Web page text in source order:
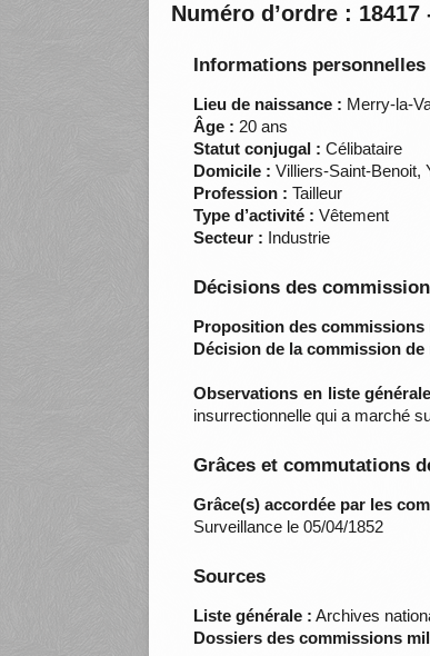
Numéro d’ordre :
Informations personnelles
Lieu de naissance : Merry-la-
Âge : 20 ans
Statut conjugal : Célibataire
Domicile : Villiers-Saint-Benoit,
Profession : Tailleur
Type d’activité : Vêtement
Secteur : Industrie
Décisions des
Proposition des commissions
Décision de la commission
Observations en liste
insurrectionnelle qui a marché
Grâces et commutations
Grâce(s) accordée par les
Surveillance le 05/04/1852
Sources
Liste générale : Archives
Dossiers des commissions